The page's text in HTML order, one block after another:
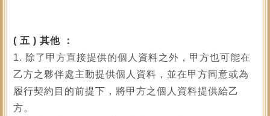
( 五 ) 其他 ：
1. 除了甲方直接提供的個人資料之外，甲方也可能在
乙方之夥伴處主動提供個人資料，並在甲方同意或為
履行契約目的前提下，將甲方之個人資料提供給乙
方。